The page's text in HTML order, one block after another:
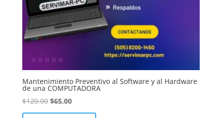
Mantenimiento Preventivo al Software y al Hardware
de una COMPUTADORA
$120.00 El
precio
$65.00El
precio